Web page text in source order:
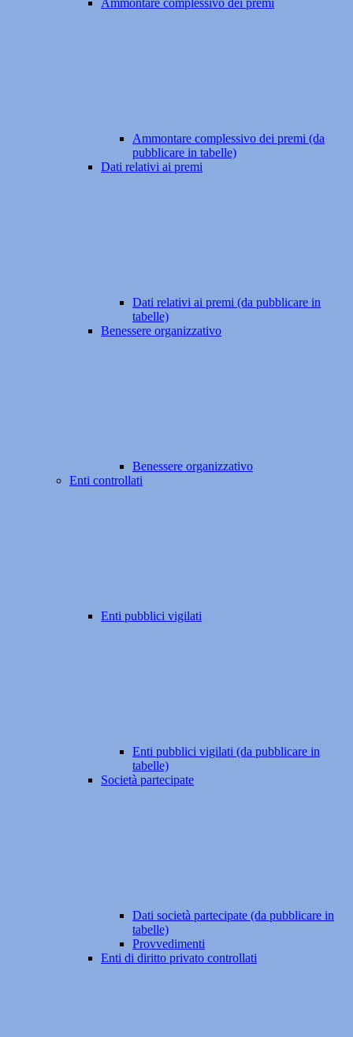
Ammontare complessivo dei premi
Ammontare complessivo dei premi (da
pubblicare in tabelle)
Dati relativi ai premi
Dati relativi ai premi (da pubblicare in
tabelle)
Benessere organizzativo
Benessere organizzativo
Enti controllati
Enti pubblici vigilati
Enti pubblici vigilati (da pubblicare in
tabelle)
Società partecipate
Dati società partecipate (da pubblicare in
tabelle)
Provvedimenti
Enti di diritto privato controllati